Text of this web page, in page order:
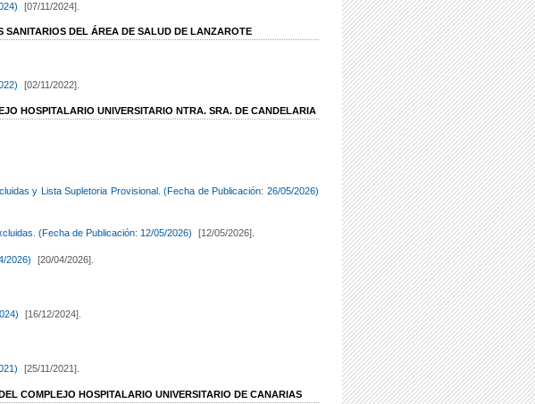
[07/11/2024].
SANITARIOS DEL ÁREA DE SALUD DE LANZAROTE
[02/11/2022].
HOSPITALARIO UNIVERSITARIO NTRA. SRA. DE CANDELARIA
y Lista Supletoria Provisional. (Fecha de Publicación: 26/05/2026)
(Fecha de Publicación: 12/05/2026) [12/05/2026].
2026) [20/04/2026].
[16/12/2024].
[25/11/2021].
COMPLEJO HOSPITALARIO UNIVERSITARIO DE CANARIAS